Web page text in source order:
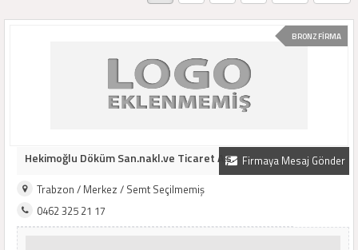
BRONZ FİRMA
Firmaya Mesaj Gönder
Hekimoğlu Döküm San.nakl.ve Ticaret A.ş.
Trabzon / Merkez / Semt Seçilmemiş
0462 325 21 17